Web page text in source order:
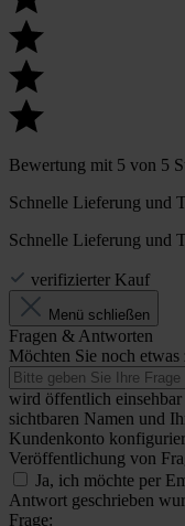
Bewertung mit 5 von 5
Schnelle Lieferung und
Schnelle Lieferung und
verifizierter Kauf
Menü schließen
Fragen & Antworten
Möchten Sie noch
wird öffentlich
sichtbaren Namen und
Kundenkonto
Veröffentlichung von
Ja, ich möchte per
Antwort geschrieben
Frage: